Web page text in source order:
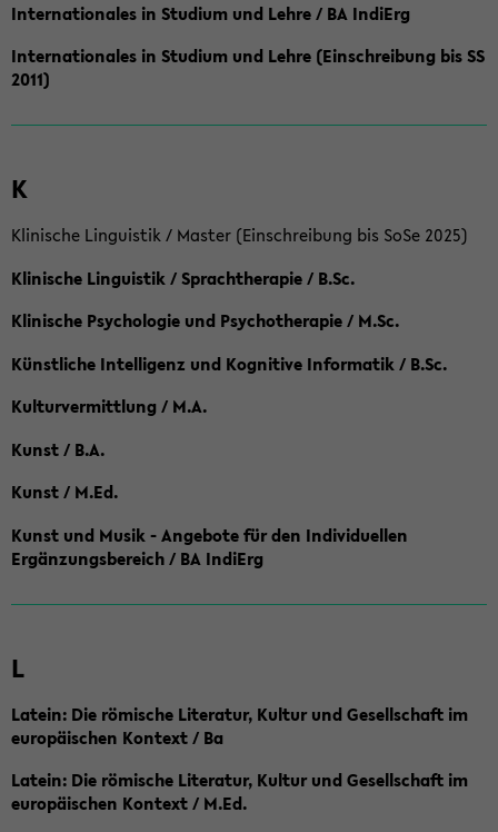
Internationales in Studium und Lehre / BA IndiErg
Internationales in Studium und Lehre (Einschreibung bis SS
2011)
K
Klinische Linguistik / Master (Einschreibung bis SoSe 2025)
Klinische Linguistik / Sprachtherapie / B.Sc.
Klinische Psychologie und Psychotherapie / M.Sc.
Künstliche Intelligenz und Kognitive Informatik / B.Sc.
Kulturvermittlung / M.A.
Kunst / B.A.
Kunst / M.Ed.
Kunst und Musik - Angebote für den Individuellen
Ergänzungsbereich / BA IndiErg
L
Latein: Die römische Literatur, Kultur und Gesellschaft im
europäischen Kontext / Ba
Latein: Die römische Literatur, Kultur und Gesellschaft im
europäischen Kontext / M.Ed.